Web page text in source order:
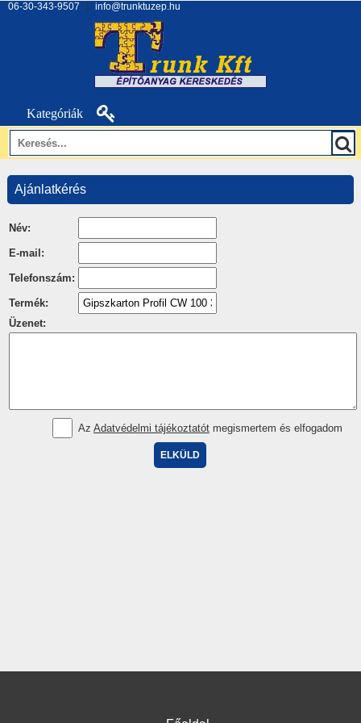
06-30-343-9507 info@trunktuzep.hu
Kategóriák
Ajánlatkérés
Név:
E-mail:
Telefonszám:
Termék:
Üzenet:
Az Adatvédelmi tájékoztatótmegismertem és elfogadom